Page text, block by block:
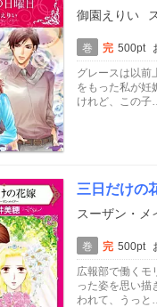
御園えりい
巻 完 500pt
グレースは以前
をもった私が妊
けれど、この
三日だけの
スーザン・メ
巻 完 500pt
広報部で働くモ
った姿を思い
われて、うっと